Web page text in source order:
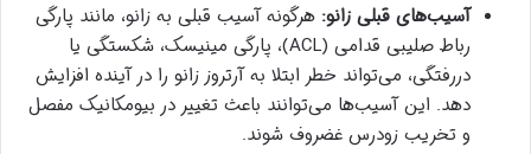
آسیب‌های قبلی زانو: هرگونه آسیب قبلی به زانو، مانند پارگی
رباط صلیبی قدامی (ACL)، پارگی مینیسک، شکستگی یا
دررفتگی، می‌تواند خطر ابتلا به آرتروز زانو را در آینده افزایش
دهد. این آسیب‌ها می‌توانند باعث تغییر در بیومکانیک مفصل
و تخریب زودرس غضروف شوند.